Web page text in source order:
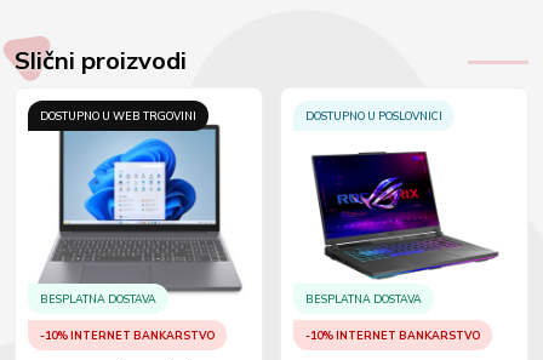
Slični proizvodi
DOSTUPNO U WEB TRGOVINI
BESPLATNA DOSTAVA
-10% INTERNET BANKARSTVO
DOSTUPNO U POSLOVNICI
BESPLATNA DOSTAVA
-10% INTERNET BANKARSTVO